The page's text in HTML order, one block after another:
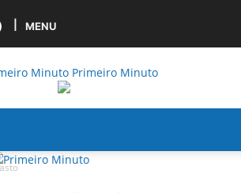
MENU
Primeiro Minuto